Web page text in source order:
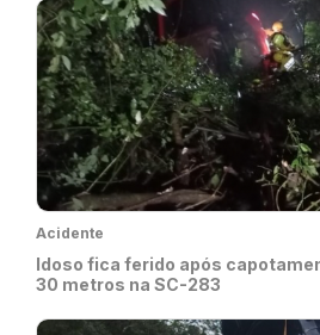
Acidente
Idoso fica ferido após
30 metros na SC-283